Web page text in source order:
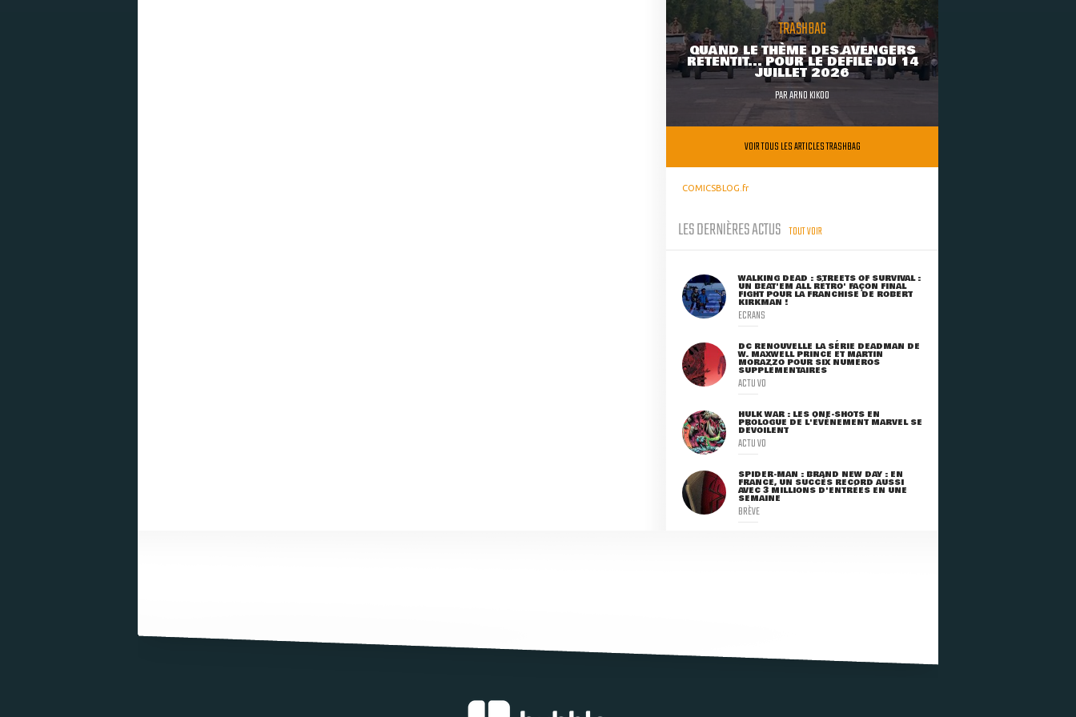
TRASHBAG
QUAND LE THÈME DES AVENGERS
RETENTIT... POUR LE DÉFILÉ DU 14
JUILLET 2026
PARARNO KIKOO
VOIR TOUS LES ARTICLES TRASHBAG
COMICSBLOG.fr
LES DERNIÈRES ACTUS TOUT VOIR
WALKING DEAD : STREETS OF SURVIVAL :
UN BEAT'EM ALL RÉTRO' FAÇON FINAL
FIGHT POUR LA FRANCHISE DE ROBERT
KIRKMAN !
ECRANS
DC RENOUVELLE LA SÉRIE DEADMAN DE
W. MAXWELL PRINCE ET MARTIN
MORAZZO POUR SIX NUMÉROS
SUPPLÉMENTAIRES
ACTU VO
HULK WAR : LES ONE-SHOTS EN
PROLOGUE DE L'ÉVÈNEMENT MARVEL SE
DÉVOILENT
ACTU VO
SPIDER-MAN : BRAND NEW DAY : EN
FRANCE, UN SUCCÈS RECORD AUSSI
AVEC 3 MILLIONS D'ENTRÉES EN UNE
SEMAINE
BRÈVE